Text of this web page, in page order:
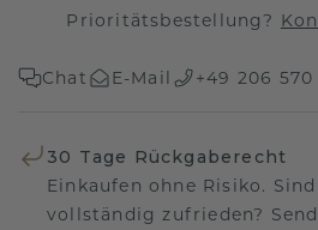
Prioritätsbestellung?
Chat E-Mail +49 206 570
30 Tage Rückgaberecht
Einkaufen ohne Risiko.
vollständig zufrieden?